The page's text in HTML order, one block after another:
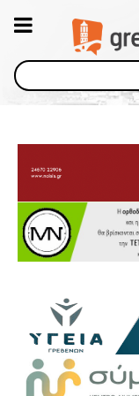
Αναζήτηση